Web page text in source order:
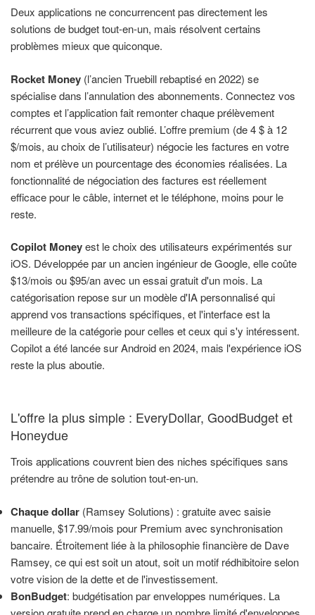
Deux applications ne concurrencent pas directement les
solutions de budget tout-en-un, mais résolvent certains
problèmes mieux que quiconque.
Rocket Money (l’ancien Truebill rebaptisé en 2022) se
spécialise dans l’annulation des abonnements. Connectez vos
comptes et l’application fait remonter chaque prélèvement
récurrent que vous aviez oublié. L’offre premium (de 4 $ à 12
$/mois, au choix de l’utilisateur) négocie les factures en votre
nom et prélève un pourcentage des économies réalisées. La
fonctionnalité de négociation des factures est réellement
efficace pour le câble, internet et le téléphone, moins pour le
reste.
Copilot Moneyest le choix des utilisateurs expérimentés sur
iOS. Développée par un ancien ingénieur de Google, elle coûte
$13/mois ou $95/an avec un essai gratuit d'un mois. La
catégorisation repose sur un modèle d'IA personnalisé qui
apprend vos transactions spécifiques, et l'interface est la
meilleure de la catégorie pour celles et ceux qui s'y intéressent.
Copilot a été lancée sur Android en 2024, mais l'expérience iOS
reste la plus aboutie.
L'offre la plus simple : EveryDollar, GoodBudget et
Honeydue
Trois applications couvrent bien des niches spécifiques sans
prétendre au trône de solution tout-en-un.
Chaque dollar (Ramsey Solutions) : gratuite avec saisie
manuelle, $17.99/mois pour Premium avec synchronisation
bancaire. Étroitement liée à la philosophie financière de Dave
Ramsey, ce qui est soit un atout, soit un motif rédhibitoire selon
votre vision de la dette et de l'investissement.
BonBudget: budgétisation par enveloppes numériques. La